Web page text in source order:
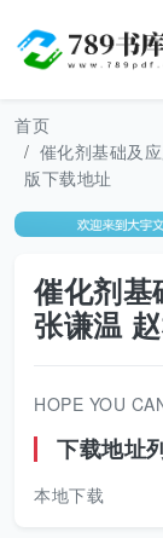
首页
催化剂基础及
版下载地址
催化剂
张谦温
HOPE YOU
下载地址
本地下载